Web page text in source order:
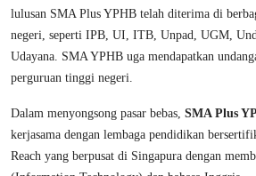
lulusan SMA Plus YPHB telah diterima di
negeri, seperti IPB, UI, ITB, Unpad, UGM,
Udayana. SMA YPHB uga mendapatkan
perguruan tinggi negeri.
Dalam menyongsong pasar bebas, SMA Plus
kerjasama dengan lembaga pendidikan
Reach yang berpusat di Singapura dengan